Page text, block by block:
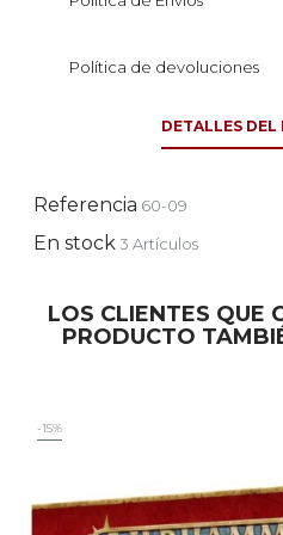
Política de devoluciones
DETALLES DEL
Referencia 60-09
En stock3 Artículos
LOS CLIENTES QUE
PRODUCTO
-15%